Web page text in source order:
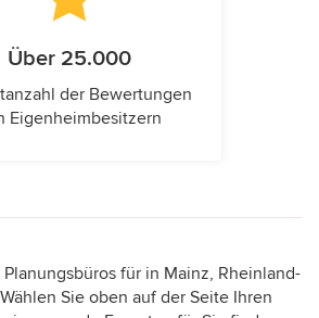
Über 25.000
der Bewertungen
Eigenheimbesitzern
für in Mainz, Rheinland-
Sie oben auf der Seite Ihren